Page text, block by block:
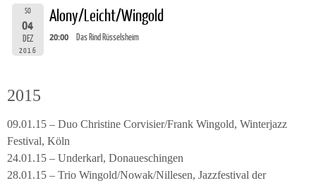
SO
04
DEZ
2016
Alony/Leicht/Wingold
20:00 Das Rind Rüsselsheim
2015
09.01.15 – Duo Christine Corvisier/Frank Wingold, Winterjazz
Festival, Köln
24.01.15 – Underkarl, Donaueschingen
28.01.15 – Trio Wingold/Nowak/Nillesen, Jazzfestival der